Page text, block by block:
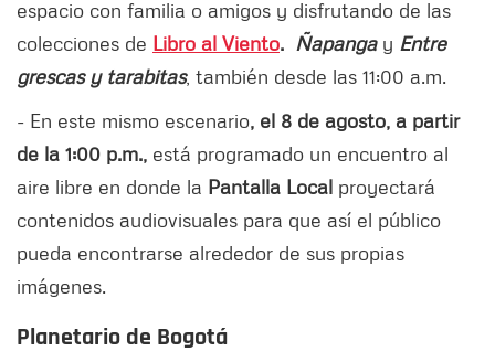
espacio con familia o amigos y disfrutando de las
colecciones de Libro al Viento. Ñapangay Entre
grescas y tarabitas, también desde las 11:00 a.m.
- En este mismo escenario, el 8 de agosto, a partir
de la 1:00 p.m., está programado un encuentro al
aire libre en donde la Pantalla Local proyectará
contenidos audiovisuales para que así el público
pueda encontrarse alrededor de sus propias
imágenes.
Planetario de Bogotá